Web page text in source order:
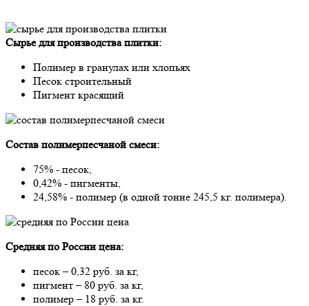
Сырье для производства плитки:
Полимер в гранулах или хлопьях
Песок строительный
Пигмент красящий
Состав полимерпесчаной смеси:
75% - песок,
0,42% - пигменты,
24,58% - полимер (в одной тонне 245,5 кг. полимера).
Средняя по России цена:
песок – 0,32 руб. за кг,
пигмент – 80 руб. за кг,
полимер – 18 руб. за кг.